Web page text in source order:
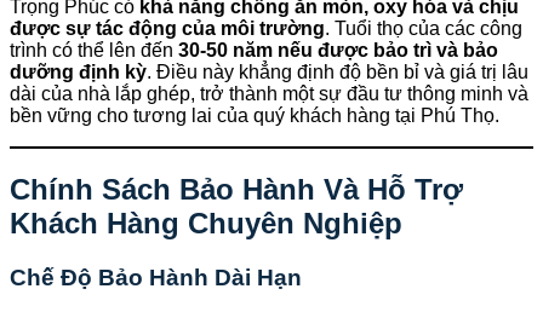
Trọng Phúc có khả năng chống ăn mòn, oxy hóa và chịu
được sự tác động của môi trường. Tuổi thọ của các công
trình có thể lên đến 30-50 năm nếu được bảo trì và bảo
dưỡng định kỳ. Điều này khẳng định độ bền bỉ và giá trị lâu
dài của nhà lắp ghép, trở thành một sự đầu tư thông minh và
bền vững cho tương lai của quý khách hàng tại Phú Thọ.
Chính Sách Bảo Hành Và Hỗ Trợ
Khách Hàng Chuyên Nghiệp
Chế Độ Bảo Hành Dài Hạn